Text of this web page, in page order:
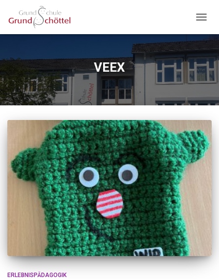
VEEX
ERLEBNISPÄDAGOGIK